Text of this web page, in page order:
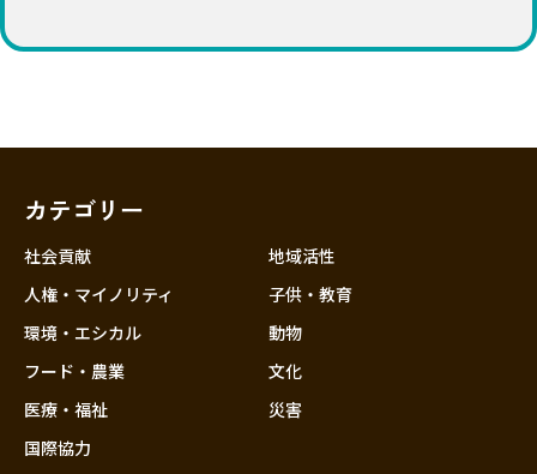
石川
近畿
カテゴリー
社会貢献
人権・マイノリティ
環境・エシカル
フード・農業
医療・福祉
国際協力
地域活性
子供・教育
動物
文化
災害